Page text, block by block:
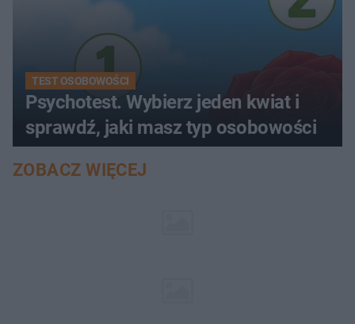
TEST OSOBOWOŚCI
Psychotest. Wybierz jeden kwiat i
sprawdź, jaki masz typ osobowości
ZOBACZ WIĘCEJ